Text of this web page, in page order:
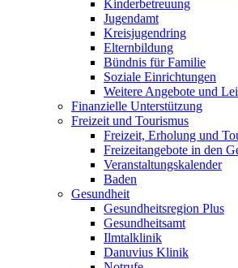
Kinderbetreuung
Jugendamt
Kreisjugendring
Elternbildung
Bündnis für Familie
Soziale Einrichtungen
Weitere Angebote und
Finanzielle Unterstützung
Freizeit und Tourismus
Freizeit, Erholung und
Freizeitangebote in den
Veranstaltungskalender
Baden
Gesundheit
Gesundheitsregion Plus
Gesundheitsamt
Ilmtalklinik
Danuvius Klinik